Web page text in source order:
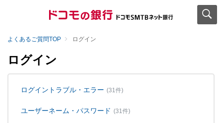
よくあるご質問TOP ログイン
ログイン
ログイントラブル・エラー (31件)
ユーザーネーム・パスワード (31件)